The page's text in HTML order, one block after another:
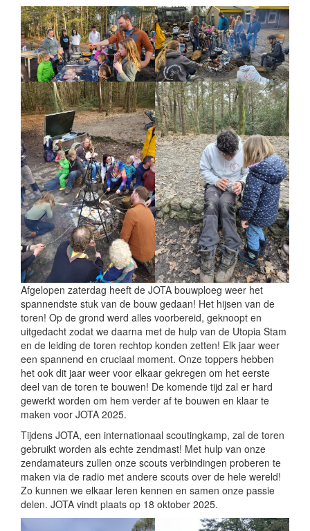
Afgelopen zaterdag heeft de JOTA bouwploeg weer het
spannendste stuk van de bouw gedaan! Het hijsen van de
toren! Op de grond werd alles voorbereid, geknoopt en
uitgedacht zodat we daarna met de hulp van de Utopia Stam
en de leiding de toren rechtop konden zetten! Elk jaar weer
een spannend en cruciaal moment. Onze toppers hebben
het ook dit jaar weer voor elkaar gekregen om het eerste
deel van de toren te bouwen! De komende tijd zal er hard
gewerkt worden om hem verder af te bouwen en klaar te
maken voor JOTA 2025.
Tijdens JOTA, een internationaal scoutingkamp, zal de toren
gebruikt worden als echte zendmast! Met hulp van onze
zendamateurs zullen onze scouts verbindingen proberen te
maken via de radio met andere scouts over de hele wereld!
Zo kunnen we elkaar leren kennen en samen onze passie
delen. JOTA vindt plaats op 18 oktober 2025.